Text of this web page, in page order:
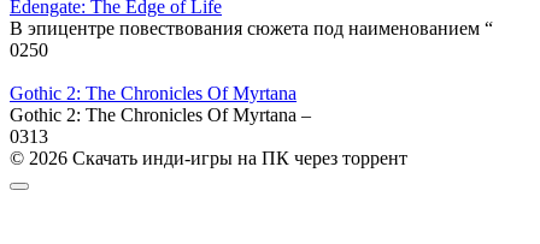
Edengate: The Edge of Life
В эпицентре повествования сюжета под наименованием “
0250
Gothic 2: The Chronicles Of Myrtana
Gothic 2: The Chronicles Of Myrtana –
0313
© 2026 Скачать инди-игры на ПК через торрент